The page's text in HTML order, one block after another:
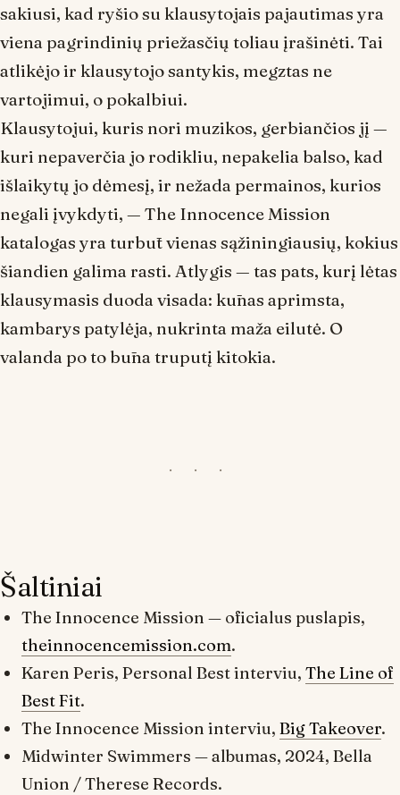
sakiusi, kad ryšio su klausytojais pajautimas yra
viena pagrindinių priežasčių toliau įrašinėti. Tai
atlikėjo ir klausytojo santykis, megztas ne
vartojimui, o pokalbiui.
Klausytojui, kuris nori muzikos, gerbiančios jį —
kuri nepaverčia jo rodikliu, nepakelia balso, kad
išlaikytų jo dėmesį, ir nežada permainos, kurios
negali įvykdyti, — The Innocence Mission
katalogas yra turbūt vienas sąžiningiausių, kokius
šiandien galima rasti. Atlygis — tas pats, kurį lėtas
klausymasis duoda visada: kūnas aprimsta,
kambarys patylėja, nukrinta maža eilutė. O
valanda po to būna truputį kitokia.
Šaltiniai
The Innocence Mission — oficialus puslapis,
theinnocencemission.com.
Karen Peris, Personal Bestinterviu, The Line of
Best Fit.
The Innocence Mission interviu, Big Takeover.
Midwinter Swimmers — albumas, 2024, Bella
Union / Therese Records.